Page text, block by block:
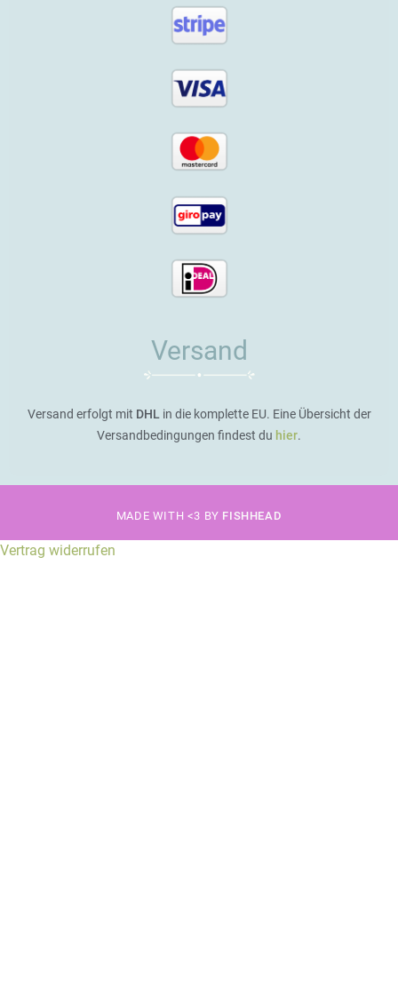
Versand
Versand erfolgt mit DHL in die komplette EU. Eine Übersicht der
Versandbedingungen findest du hier.
MADE WITH <3 BY FISHHEAD
Vertrag widerrufen